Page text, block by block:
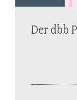
Der dbb